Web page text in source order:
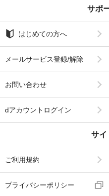
サポ
はじめての方へ
メールサービス登録/解除
お問い合わせ
dアカウントログイン
サイ
ご利用規約
プライバシーポリシー